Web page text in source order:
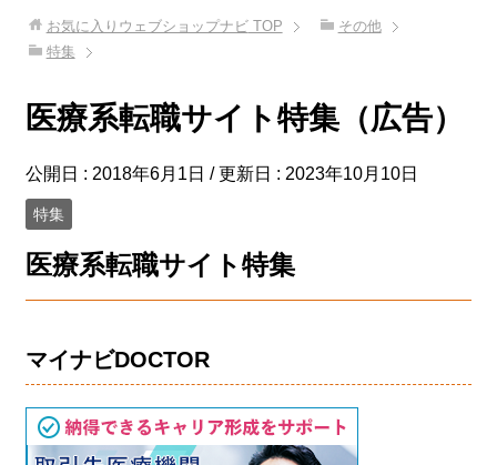
お気に入りウェブショップナビTOP
その他
特集
医療系転職サイト特集（広告）
公開日 : 2018年6月1日 / 更新日 : 2023年10月10日
特集
医療系転職サイト特集
マイナビDOCTOR